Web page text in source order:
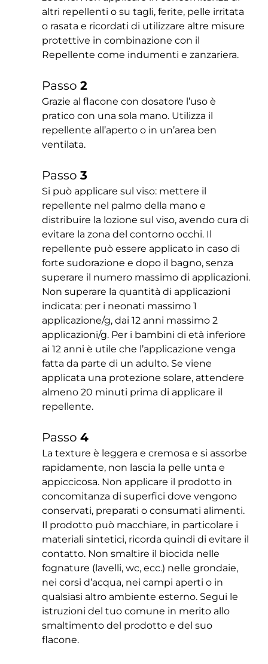
altri repellenti o su tagli, ferite, pelle irritata
o rasata e ricordati di utilizzare altre misure
protettive in combinazione con il
Repellente come indumenti e zanzariera.
Passo 2
Grazie al flacone con dosatore l’uso è
pratico con una sola mano. Utilizza il
repellente all’aperto o in un’area ben
ventilata.
Passo 3
Si può applicare sul viso: mettere il
repellente nel palmo della mano e
distribuire la lozione sul viso, avendo cura di
evitare la zona del contorno occhi. Il
repellente può essere applicato in caso di
forte sudorazione e dopo il bagno, senza
superare il numero massimo di applicazioni.
Non superare la quantità di applicazioni
indicata: per i neonati massimo 1
applicazione/g, dai 12 anni massimo 2
applicazioni/g. Per i bambini di età inferiore
ai 12 anni è utile che l’applicazione venga
fatta da parte di un adulto. Se viene
applicata una protezione solare, attendere
almeno 20 minuti prima di applicare il
repellente.
Passo 4
La texture è leggera e cremosa e si assorbe
rapidamente, non lascia la pelle unta e
appiccicosa. Non applicare il prodotto in
concomitanza di superfici dove vengono
conservati, preparati o consumati alimenti.
Il prodotto può macchiare, in particolare i
materiali sintetici, ricorda quindi di evitare il
contatto. Non smaltire il biocida nelle
fognature (lavelli, wc, ecc.) nelle grondaie,
nei corsi d’acqua, nei campi aperti o in
qualsiasi altro ambiente esterno. Segui le
istruzioni del tuo comune in merito allo
smaltimento del prodotto e del suo
flacone.